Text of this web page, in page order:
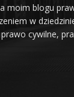
moim blogu
w
cywilne,